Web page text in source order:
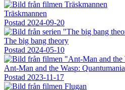
Träskmannen
Postad 2024-09-20
The big bang theory
Postad 2024-05-10
Ant-Man and the Wasp: Quantumania
Postad 2023-11-17